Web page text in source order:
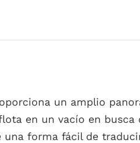
un amplio
en un vacío en busca
una forma fácil de